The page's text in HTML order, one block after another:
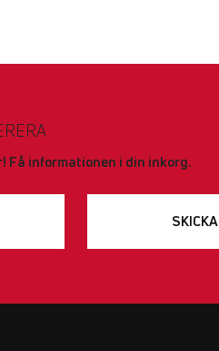
Få informationen i din inkorg.
SKICKA